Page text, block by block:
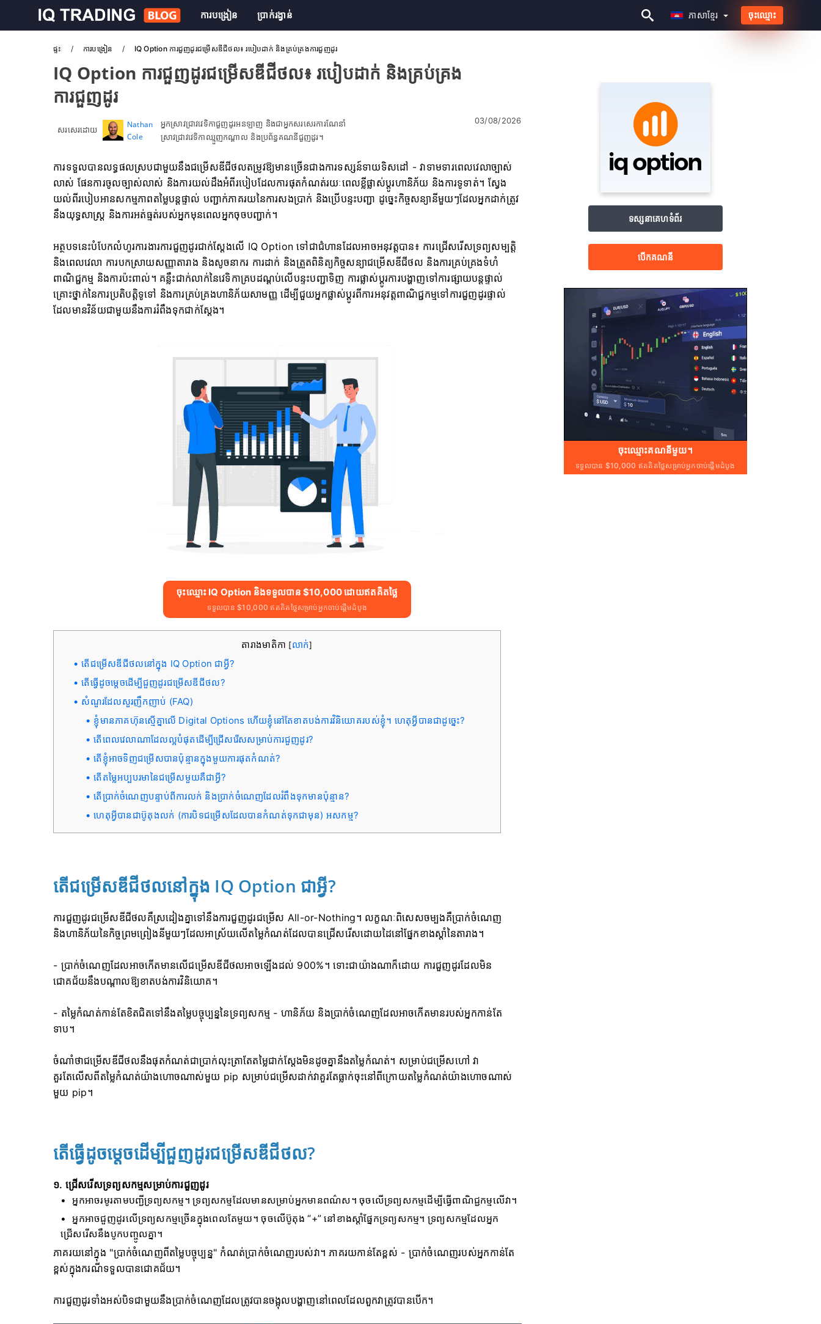
ភាសាខ្មែរ
ការបង្រៀន ប្រាក់រង្វាន់ ភាសាខ្មែរ ចុះឈ្មោះ
ផ្ទះ ការបង្រៀន IQ Option ការជួញដូរជម្រើសឌីជីថល៖ របៀបដាក់ និងគ្រប់គ្រងការជួញដូរ
IQ Option ការជួញដូរជម្រើសឌីជីថល៖ របៀបដាក់ និងគ្រប់គ្រង
ការជួញដូរ
សរសេរដោយ
Nathan
Cole
អ្នកស្រាវជ្រាវវេទិកាជួញដូរអនឡាញ និងជាអ្នកសរសេរការណែនាំ
ស្រាវជ្រាវវេទិកាឈ្មួញកណ្តាល និងប្រព័ន្ធគណនីជួញដូរ។
03/08/2026
ការទទួលបានលទ្ធផលស្របជាមួយនឹងជម្រើសឌីជីថលតម្រូវឱ្យមានច្រើនជាងការទស្សន៍ទាយទិសដៅ - វាទាមទារពេលវេលាច្បាស់
លាស់ ផែនការចូលច្បាស់លាស់ និងការយល់ដឹងអំពីរបៀបដែលការផុតកំណត់រយៈពេលខ្លីផ្លាស់ប្តូរហានិភ័យ និងការទូទាត់។ ស្វែង
យល់ពីរបៀបអានសកម្មភាពតម្លៃបន្តផ្ទាល់ បញ្ជាក់ភាគរយនៃការសងប្រាក់ និងប្រើបន្ទះបញ្ជា ដូច្នេះកិច្ចសន្យានីមួយៗដែលអ្នកដាក់ត្រូវ
នឹងយុទ្ធសាស្ត្រ និងការអត់ធ្មត់របស់អ្នកមុនពេលអ្នកចុចបញ្ជាក់។
អត្ថបទនេះបំបែកលំហូរការងារការជួញដូរជាក់ស្តែងលើ IQ Option ទៅជាជំហានដែលអាចអនុវត្តបាន៖ ការជ្រើសរើសទ្រព្យសម្បត្តិ
និងពេលវេលា ការបកស្រាយសញ្ញាតារាង និងសូចនាករ ការដាក់ និងត្រួតពិនិត្យកិច្ចសន្យាជម្រើសឌីជីថល និងការគ្រប់គ្រងទំហំ
ពាណិជ្ជកម្ម និងការប៉ះពាល់។ គន្លឹះជាក់លាក់នៃវេទិកាគ្របដណ្តប់លើបន្ទះបញ្ជាទិញ ការផ្លាស់ប្តូរការបង្ហាញទៅការផ្សាយបន្តផ្ទាល់
គ្រោះថ្នាក់នៃការប្រតិបត្តិទូទៅ និងការគ្រប់គ្រងហានិភ័យសាមញ្ញ ដើម្បីជួយអ្នកផ្លាស់ប្តូរពីការអនុវត្តពាណិជ្ជកម្មទៅការជួញដូរផ្ទាល់
ដែលមានវិន័យជាមួយនឹងការរំពឹងទុកជាក់ស្តែង។
ចុះឈ្មោះ IQ Option និងទទួលបាន $10,000 ដោយឥតគិតថ្លៃ
ទទួលបាន $10,000 ឥតគិតថ្លៃសម្រាប់អ្នកចាប់ផ្តើមដំបូង
តារាងមាតិកា [លាក់]
តើជម្រើសឌីជីថលនៅក្នុង IQ Option ជាអ្វី?
តើធ្វើដូចម្តេចដើម្បីជួញដូរជម្រើសឌីជីថល?
សំណួរដែលសួរញឹកញាប់ (FAQ)
ខ្ញុំ​មាន​ភាគហ៊ុន​ស្មើ​គ្នា​លើ Digital Options ហើយ​ខ្ញុំ​នៅ​តែ​ខាត​បង់​ការ​វិនិយោគ​របស់​ខ្ញុំ។ ហេតុអ្វី​បាន​ជា​ដូច្នេះ?
តើពេលវេលាណាដែលល្អបំផុតដើម្បីជ្រើសរើសសម្រាប់ការជួញដូរ?
តើខ្ញុំអាចទិញជម្រើសបានប៉ុន្មានក្នុងមួយការផុតកំណត់?
តើតម្លៃអប្បបរមានៃជម្រើសមួយគឺជាអ្វី?
តើ​ប្រាក់ចំណេញ​បន្ទាប់ពី​ការលក់ និង​ប្រាក់ចំណេញ​ដែល​រំពឹងទុក​មាន​ប៉ុន្មាន?
ហេតុអ្វីបានជាប៊ូតុងលក់ (ការបិទជម្រើសដែលបានកំណត់ទុកជាមុន) អសកម្ម?
តើជម្រើសឌីជីថលនៅក្នុង IQ Option ជាអ្វី?
ការជួញដូរជម្រើសឌីជីថលគឺស្រដៀងគ្នាទៅនឹងការជួញដូរជម្រើស All-or-Nothing។ លក្ខណៈពិសេសចម្បងគឺប្រាក់ចំណេញ
និងហានិភ័យនៃកិច្ចព្រមព្រៀងនីមួយៗដែលអាស្រ័យលើតម្លៃកំណត់ដែលបានជ្រើសរើសដោយដៃនៅផ្នែកខាងស្តាំនៃតារាង។
- ប្រាក់ចំណេញដែលអាចកើតមានលើជម្រើសឌីជីថលអាចឡើងដល់ 900%។ ទោះជាយ៉ាងណាក៏ដោយ ការជួញដូរដែលមិន
ជោគជ័យនឹងបណ្តាលឱ្យខាតបង់ការវិនិយោគ។
- តម្លៃកំណត់កាន់តែខិតជិតទៅនឹងតម្លៃបច្ចុប្បន្ននៃទ្រព្យសកម្ម - ហានិភ័យ និងប្រាក់ចំណេញដែលអាចកើតមានរបស់អ្នកកាន់តែ
ទាប។
ចំណាំថាជម្រើសឌីជីថលនឹងផុតកំណត់ជាប្រាក់លុះត្រាតែតម្លៃជាក់ស្តែងមិនដូចគ្នានឹងតម្លៃកំណត់។ សម្រាប់ជម្រើសហៅ វា
គួរតែលើសពីតម្លៃកំណត់យ៉ាងហោចណាស់មួយ pip សម្រាប់ជម្រើសដាក់វាគួរតែធ្លាក់ចុះនៅពីក្រោយតម្លៃកំណត់យ៉ាងហោចណាស់
មួយ pip។
តើធ្វើដូចម្តេចដើម្បីជួញដូរជម្រើសឌីជីថល?
១. ជ្រើសរើសទ្រព្យសកម្មសម្រាប់ការជួញដូរ
អ្នកអាចរមូរតាមបញ្ជីទ្រព្យសកម្ម។ ទ្រព្យសកម្មដែលមានសម្រាប់អ្នកមានពណ៌ស។ ចុចលើទ្រព្យសកម្មដើម្បីធ្វើពាណិជ្ជកម្មលើវា។
អ្នកអាចជួញដូរលើទ្រព្យសកម្មច្រើនក្នុងពេលតែមួយ។ ចុចលើប៊ូតុង “+” នៅខាងស្តាំផ្នែកទ្រព្យសកម្ម។ ទ្រព្យសកម្មដែលអ្នក
ជ្រើសរើសនឹងបូកបញ្ចូលគ្នា។
ភាគរយនៅក្នុង "ប្រាក់ចំណេញពីតម្លៃបច្ចុប្បន្ន" កំណត់ប្រាក់ចំណេញរបស់វា។ ភាគរយកាន់តែខ្ពស់ - ប្រាក់ចំណេញរបស់អ្នកកាន់តែ
ខ្ពស់ក្នុងករណីទទួលបានជោគជ័យ។
ការជួញដូរទាំងអស់បិទជាមួយនឹងប្រាក់ចំណេញដែលត្រូវបានចង្អុលបង្ហាញនៅពេលដែលពួកវាត្រូវបានបើក។
ទស្សនាគេហទំព័រ
បើក​គណនី
ចុះឈ្មោះគណនីមួយ។
ទទួលបាន $10,000 ឥតគិតថ្លៃសម្រាប់អ្នកចាប់ផ្តើមដំបូង